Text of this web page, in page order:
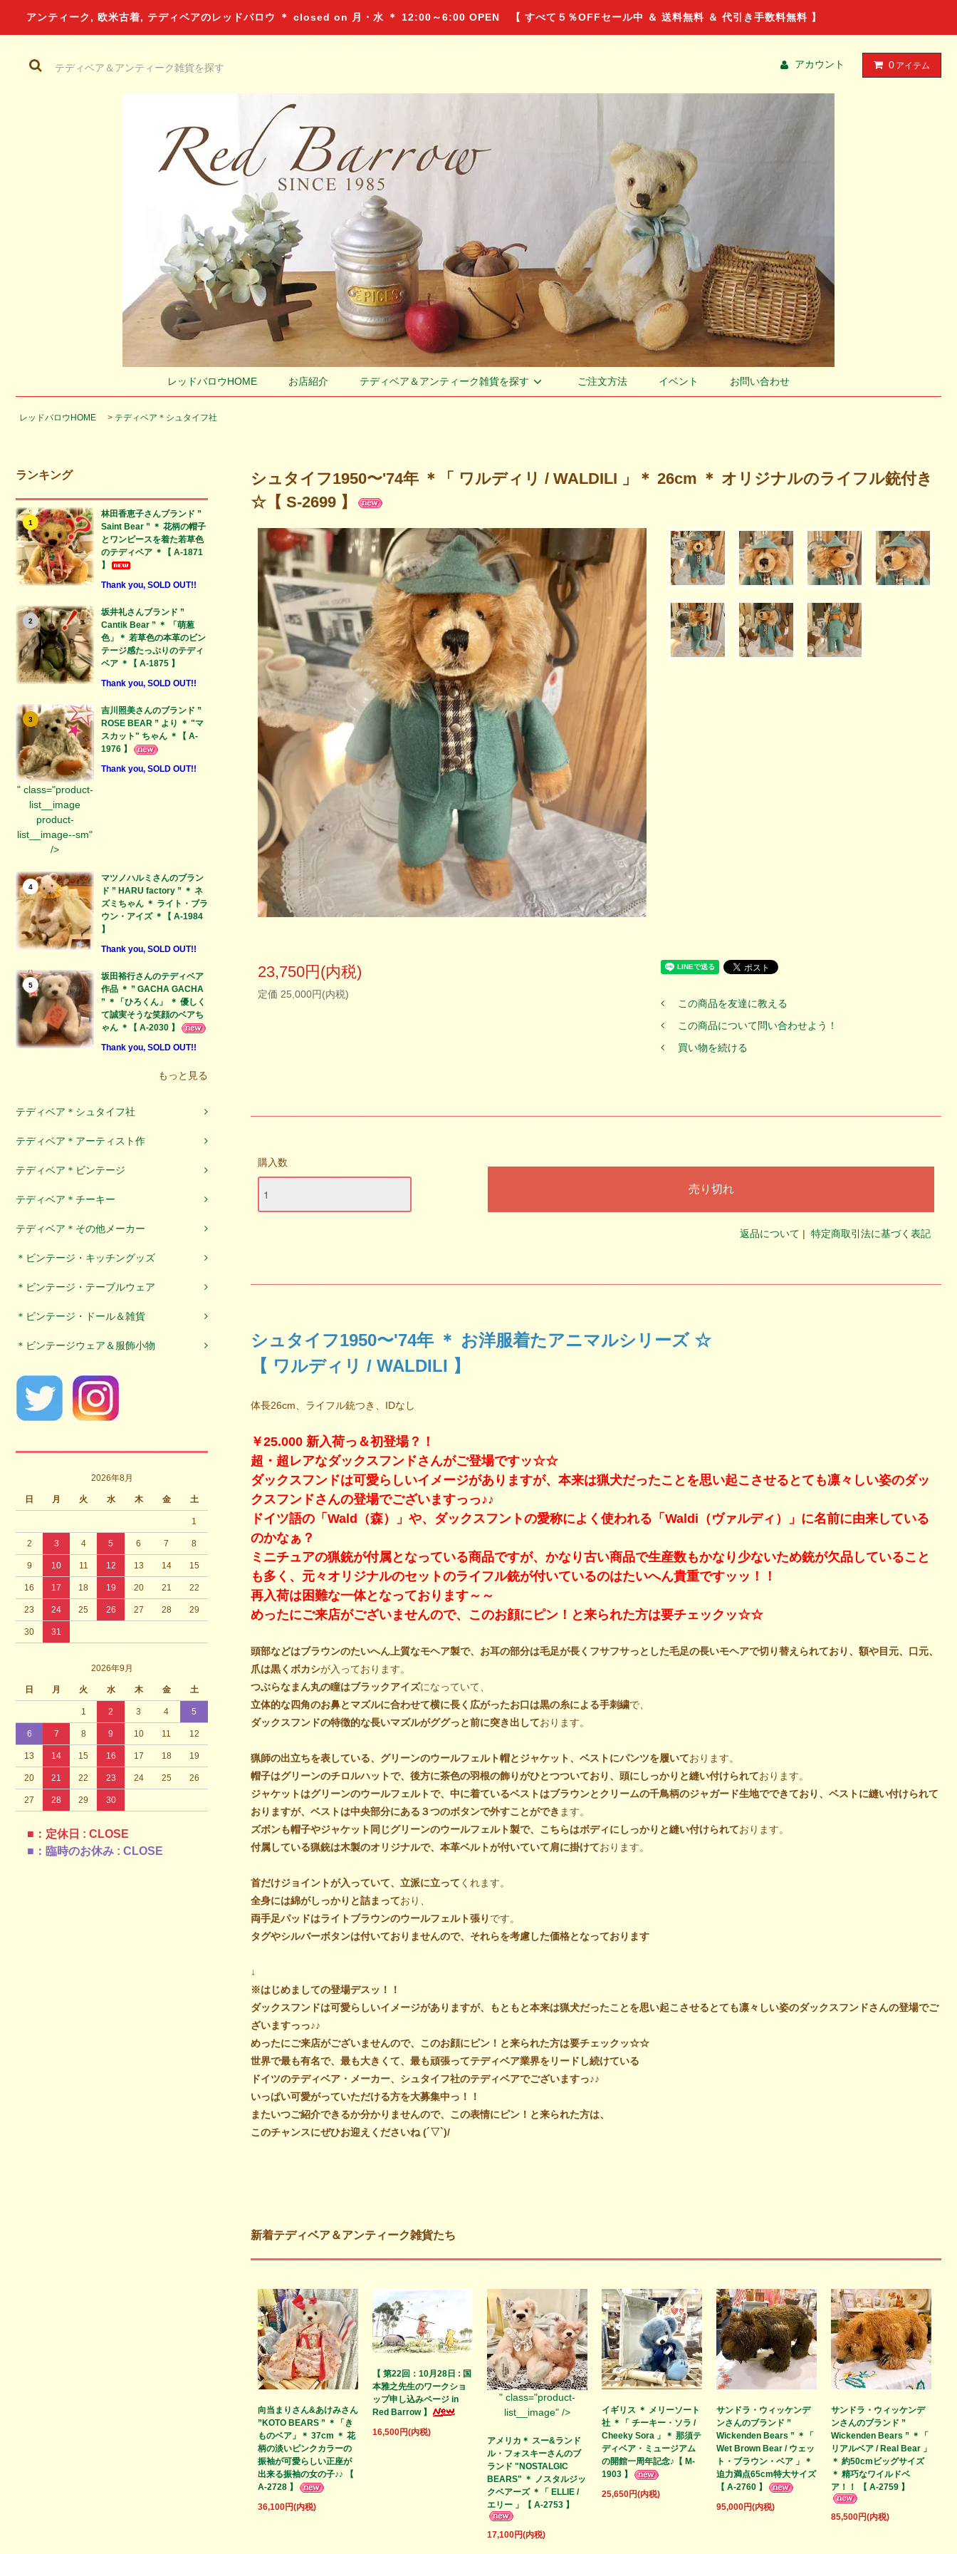
アンティーク, 欧米古着, テディベアのレッドバロウ ＊ closed on 月・水 ＊ 12:00～6:00 OPEN 【 すべて５％OFFセール中 ＆ 送料無料 ＆ 代引き手数料無料 】
アカウント 0 アイテム
レッドバロウHOME お店紹介 テディベア＆アンティーク雑貨を探す ご注文方法 イベント お問い合わせ
レッドバロウHOME > テディベア＊シュタイフ社
ランキング
1
林田香恵子さんブランド ”
Saint Bear ” ＊ 花柄の帽子
とワンピースを着た若草色
のテディベア ＊【 A-1871
】
Thank you, SOLD OUT!!
2
坂井礼さんブランド ”
Cantik Bear ” ＊ 「萌葱
色」＊ 若草色の本革のビン
テージ感たっぷりのテディ
ベア ＊【 A-1875 】
Thank you, SOLD OUT!!
3
" class="product-
list__image
product-
list__image--sm"
/>
吉川照美さんのブランド ”
ROSE BEAR ” より ＊ "マ
スカット" ちゃん ＊【 A-
1976 】
Thank you, SOLD OUT!!
4
マツノハルミさんのブラン
ド ” HARU factory ” ＊ ネ
ズミちゃん ＊ ライト・ブラ
ウン・アイズ ＊【 A-1984
】
Thank you, SOLD OUT!!
5
坂田裕行さんのテディベア
作品 ＊ ” GACHA GACHA
” ＊「ひろくん」 ＊ 優しく
て誠実そうな笑顔のベアち
ゃん ＊【 A-2030 】
Thank you, SOLD OUT!!
もっと見る
テディベア＊シュタイフ社
テディベア＊アーティスト作
テディベア＊ビンテージ
テディベア＊チーキー
テディベア＊その他メーカー
＊ビンテージ・キッチングッズ
＊ビンテージ・テーブルウェア
＊ビンテージ・ドール＆雑貨
＊ビンテージウェア＆服飾小物
2026年8月
日 月 火 水 木 金 土
1
2 3 4 5 6 7 8
9 10 11 12 13 14 15
16 17 18 19 20 21 22
23 24 25 26 27 28 29
30 31
2026年9月
日 月 火 水 木 金 土
1 2 3 4 5
6 7 8 9 10 11 12
13 14 15 16 17 18 19
20 21 22 23 24 25 26
27 28 29 30
■：定休日 : CLOSE
■：臨時のお休み : CLOSE
シュタイフ1950〜'74年 ＊「 ワルディリ / WALDILI 」＊ 26cm ＊ オリジナルのライフル銃付き
☆【 S-2699 】
23,750円(内税)
定価 25,000円(内税)
この商品を友達に教える
この商品について問い合わせよう！
買い物を続ける
購入数
返品について | 特定商取引法に基づく表記
シュタイフ1950〜'74年 ＊ お洋服着たアニマルシリーズ ☆
【 ワルディリ / WALDILI 】
体長26cm、ライフル銃つき、IDなし
￥25.000 新入荷っ＆初登場？！
超・超レアなダックスフンドさんがご登場ですッ☆☆
ダックスフンドは可愛らしいイメージがありますが、本来は猟犬だったことを思い起こさせるとても凛々しい姿のダッ
クスフンドさんの登場でございますっっ♪♪
ドイツ語の「Wald（森）」や、ダックスフントの愛称によく使われる「Waldi（ヴァルディ）」に名前に由来している
のかなぁ？
ミニチュアの猟銃が付属となっている商品ですが、かなり古い商品で生産数もかなり少ないため銃が欠品していること
も多く、元々オリジナルのセットのライフル銃が付いているのはたいへん貴重ですッッ！！
再入荷は困難な一体となっております～～
めったにご来店がございませんので、このお顔にピン！と来られた方は要チェックッ☆☆
頭部などはブラウンのたいへん上質なモヘア製で、お耳の部分は毛足が長くフサフサっとした毛足の長いモヘアで切り替えられており、額や目元、口元、
爪は黒くボカシが入っております。
つぶらなまん丸の瞳はブラックアイズになっていて、
立体的な四角のお鼻とマズルに合わせて横に長く広がったお口は黒の糸による手刺繍で、
ダックスフンドの特徴的な長いマズルがググっと前に突き出しております。
猟師の出立ちを表している、グリーンのウールフェルト帽とジャケット、ベストにパンツを履いております。
帽子はグリーンのチロルハットで、後方に茶色の羽根の飾りがひとつついており、頭にしっかりと縫い付けられております。
ジャケットはグリーンのウールフェルトで、中に着ているベストはブラウンとクリームの千鳥柄のジャガード生地でできており、ベストに縫い付けられて
おりますが、ベストは中央部分にある３つのボタンで外すことができ ます。
ズボンも帽子やジャケット同じグリーンのウールフェルト製で、こちらはボディにしっかりと縫い付けられております。
付属している猟銃は木製のオリジナルで、本革ベルトが付いていて肩に掛けております。
首だけジョイントが入っていて、立派に立って くれます。
全身には綿がしっかりと詰まっており、
両手足パッドはライトブラウンのウールフェルト張り です。
タグやシルバーボタンは付いておりませんので、それらを考慮した価格となっております
↓
※はじめましての登場デスッ！！
ダックスフンドは可愛らしいイメージがありますが、もともと本来は猟犬だったことを思い起こさせるとても凛々しい姿のダックスフンドさんの登場でご
ざいますっっ♪♪
めったにご来店がございませんので、このお顔にピン！と来られた方は要チェックッ☆☆
世界で最も有名で、最も大きくて、最も頑張ってテディベア業界をリードし続けている
ドイツのテディベア・メーカー、シュタイフ社のテディベアでございますっ♪♪
いっぱい可愛がっていただける方を大募集中っ！！
またいつご紹介できるか分かりませんので、この表情にピン！と来られた方は、
このチャンスにぜひお迎えくださいね (´▽`)/
新着テディベア＆アンティーク雑貨たち
向当まりさん&あけみさん
”KOTO BEARS ” ＊「き
ものベア」＊ 37cm ＊ 花
柄の淡いピンクカラーの
振袖が可愛らしい正座が
出来る振袖の女の子♪♪ 【
A-2728 】
36,100円(内税)
【 第22回：10月28日 : 国
本雅之先生のワークショ
ップ申し込みページ in
Red Barrow 】
16,500円(内税)
" class="product-
list__image" />
アメリカ＊ スー&ランド
ル・フォスキーさんのブ
ランド "NOSTALGIC
BEARS" ＊ ノスタルジッ
クベアーズ ＊「 ELLIE /
エリー 」【 A-2753 】
17,100円(内税)
イギリス ＊ メリーソート
社 ＊「 チーキー・ソラ /
Cheeky Sora 」＊ 那須テ
ディベア・ミュージアム
の開館一周年記念♪【 M-
1903 】
25,650円(内税)
サンドラ・ウィッケンデ
ンさんのブランド ”
Wickenden Bears ” ＊「
Wet Brown Bear / ウェッ
ト・ブラウン・ベア 」＊
迫力満点65cm特大サイズ
【 A-2760 】
95,000円(内税)
サンドラ・ウィッケンデ
ンさんのブランド ”
Wickenden Bears ” ＊「
リアルベア / Real Bear 」
＊ 約50cmビッグサイズ
＊ 精巧なワイルドベ
ア！！ 【 A-2759 】
85,500円(内税)